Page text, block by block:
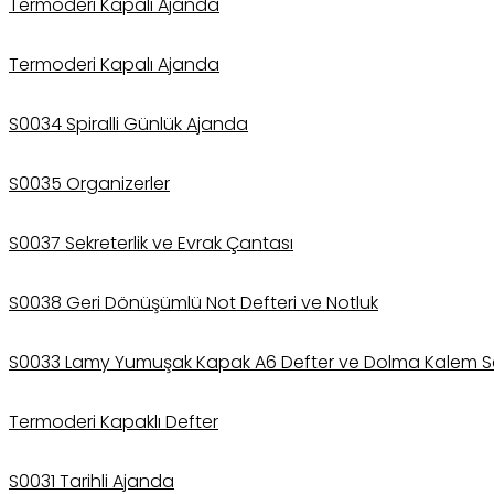
Termoderi Kapalı Ajanda
Termoderi Kapalı Ajanda
S0034 Spiralli Günlük Ajanda
S0035 Organizerler
S0037 Sekreterlik ve Evrak Çantası
S0038 Geri Dönüşümlü Not Defteri ve Notluk
S0033 Lamy Yumuşak Kapak A6 Defter ve Dolma Kalem
Termoderi Kapaklı Defter
S0031 Tarihli Ajanda